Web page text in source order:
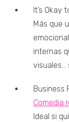
It’s Okay
Más que
internas
visuales…
Business
Comedia
Ideal si